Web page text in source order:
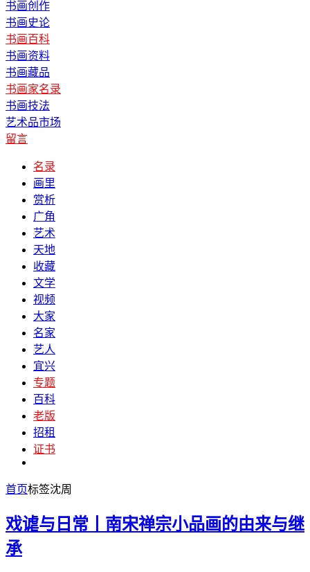
书画创作
书画史论
书画百科
书画资料
书画藏品
书画家名录
书画技法
艺术品市场
留言
名录
画里
赏析
广角
艺术
天地
收藏
文学
视频
大家
名家
艺人
宜兴
专题
百科
老版
招租
证书
首页标签沈周
戏谑与日常丨南宋禅宗小品画的由来与继
承